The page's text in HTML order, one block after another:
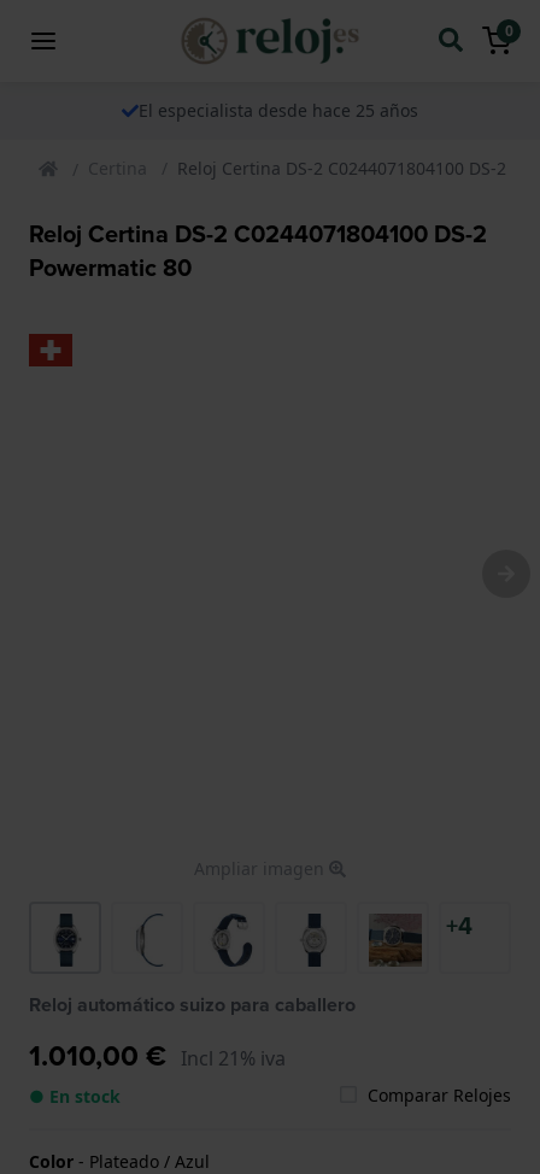
0
El especialista desde hace 25 años
Certina Reloj Certina DS-2 C0244071804100 DS-2
Reloj Certina DS-2 C0244071804100 DS-2
Powermatic 80
Ampliar imagen
+4
Reloj automático suizo para caballero
1.010,00 € Incl 21% iva
● En stock Comparar Relojes
Color - Plateado / Azul